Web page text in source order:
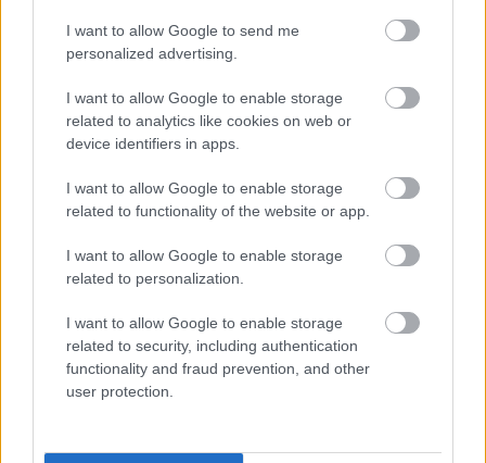
I want to allow Google to send me
personalized advertising.
I want to allow Google to enable storage
related to analytics like cookies on web or
device identifiers in apps.
I want to allow Google to enable storage
related to functionality of the website or app.
I want to allow Google to enable storage
related to personalization.
I want to allow Google to enable storage
related to security, including authentication
functionality and fraud prevention, and other
user protection.
in2life team
Γεννήθηκε τον Νοέμβριο του 2005, βρήκε τον δρόμο της
(μαζί με την έμπνευση) στα στενά της Αθήνας, κι από τότε
Αμετανόητα περίεργη, θα πάει με την ίδια ευκολία σε